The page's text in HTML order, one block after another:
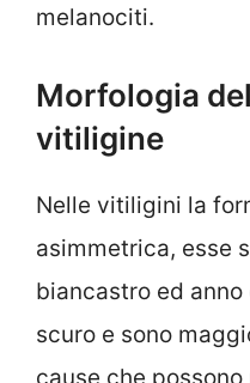
melanociti.
Morfologia
vitiligine
Nelle vitiligini la
asimmetrica, esse
biancastro ed
scuro e sono
cause che